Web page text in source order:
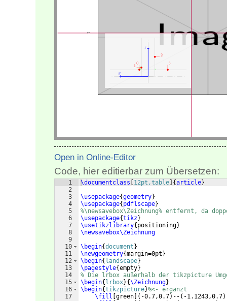
Open in Online-Editor
Code, hier editierbar zum Übersetzen:
1
2
3
4
5
6
7
8
9
10
11
12
13
14
15
16
17
\documentclass 12pt,table {article}
\usepackage{geometry}
\usepackage{ pdflscape}
%\newsavebox\Zeichnung% entfernt, da
\usepackage{tikz}
\usetikzlibrary{ positioning}
\newsavebox\Zeichnung
\begin{document }
\newgeometry{margin=0pt }
\begin{ landscape}
\pagestyle{empty}
% Die lrbox außerhalb der tikzpicture
\begin{ lrbox}{\Zeichnung}
\begin{tikzpicture}%<- ergänzt
\fill green ( -0.7,0.7) -- ( -1.1243,0.7)